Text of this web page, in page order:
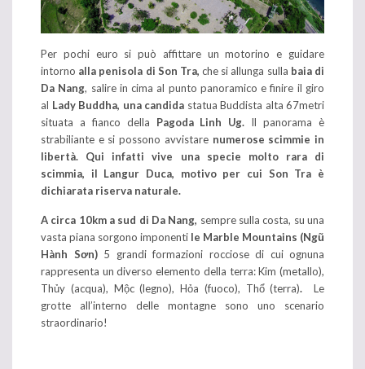
Per pochi euro si può affittare un motorino e guidare
intorno alla penisola di Son Tra,che si allunga sulla baia di
Da Nang, salire in cima al punto panoramico e finire il giro
al Lady Buddha, una candida statua Buddista alta 67metri
situata a fianco della Pagoda Linh Ug. Il panorama è
strabiliante e si possono avvistarenumerose scimmie in
libertà. Qui infatti vive una specie molto rara di
scimmia, il Langur Duca, motivo per cui Son Tra è
dichiarata riserva naturale.
A circa 10km a sud di Da Nang, sempre sulla costa, su una
vasta piana sorgono imponenti le Marble Mountains (Ngũ
Hành Sơn) 5 grandi formazioni rocciose di cui ognuna
rappresenta un diverso elemento della terra: Kim (metallo),
Thủy (acqua), Mộc (legno), Hỏa (fuoco), Thổ (terra).
Le
grotte all’interno delle montagne sono uno scenario
straordinario!